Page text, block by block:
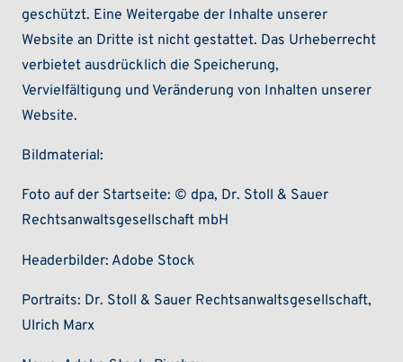
geschützt. Eine Weitergabe der Inhalte unserer
Website an Dritte ist nicht gestattet. Das Urheberrecht
verbietet ausdrücklich die Speicherung,
Vervielfältigung und Veränderung von Inhalten unserer
Website.
Bildmaterial:
Foto auf der Startseite: © dpa, Dr. Stoll & Sauer
Rechtsanwaltsgesellschaft mbH
Headerbilder: Adobe Stock
Portraits: Dr. Stoll & Sauer Rechtsanwaltsgesellschaft,
Ulrich Marx